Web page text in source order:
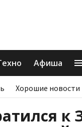
Афиша
Хорошие новости
к